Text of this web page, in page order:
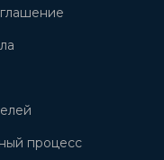
процесс